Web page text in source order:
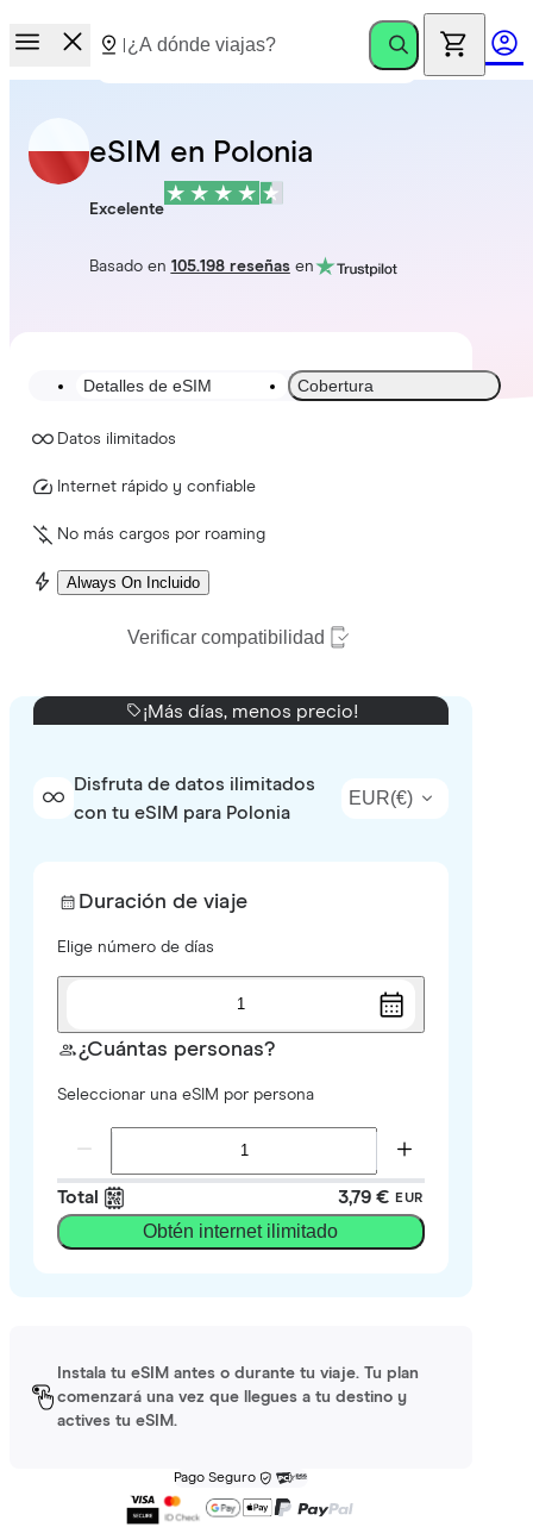
eSIM en Polonia
Excelente
Basado en 105.198 reseñasen
Detalles de eSIM Cobertura
Datos ilimitados
Internet rápido y confiable
No más cargos por roaming
Always On Incluido
Verificar compatibilidad
¡Más días, menos precio!
Disfruta de datos ilimitados
con tu eSIM para Polonia
EUR(€)
Duración de viaje
Elige número de días
1
¿Cuántas personas?
Seleccionar una eSIM por persona
Total 3,79 € EUR
Obtén internet ilimitado
Instala tu eSIM antes o durante tu viaje. Tu plan
comenzará una vez que llegues a tu destino y
actives tu eSIM.
Pago Seguro